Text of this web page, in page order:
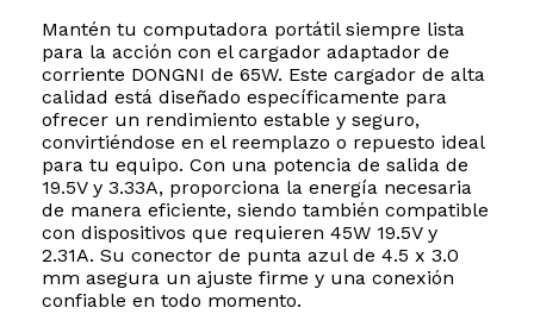
Mantén tu computadora portátil siempre lista
para la acción con el cargador adaptador de
corriente DONGNI de 65W. Este cargador de alta
calidad está diseñado específicamente para
ofrecer un rendimiento estable y seguro,
convirtiéndose en el reemplazo o repuesto ideal
para tu equipo. Con una potencia de salida de
19.5V y 3.33A, proporciona la energía necesaria
de manera eficiente, siendo también compatible
con dispositivos que requieren 45W 19.5V y
2.31A. Su conector de punta azul de 4.5 x 3.0
mm asegura un ajuste firme y una conexión
confiable en todo momento.